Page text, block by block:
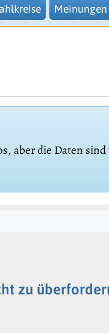
Meinungen
aber die Daten
zu